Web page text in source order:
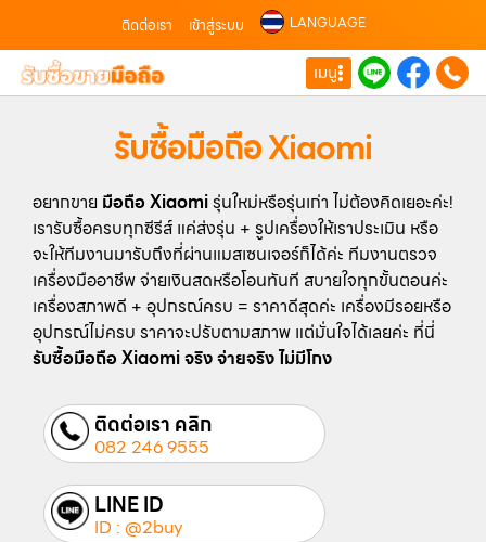
ติดต่อเรา เข้าสู่ระบบ LANGUAGE
เมนู
รับซื้อมือถือ Xiaomi
อยากขาย มือถือ Xiaomiรุ่นใหม่หรือรุ่นเก่า ไม่ต้องคิดเยอะค่ะ!
เรารับซื้อครบทุกซีรีส์ แค่ส่งรุ่น + รูปเครื่องให้เราประเมิน หรือ
จะให้ทีมงานมารับถึงที่ผ่านแมสเซนเจอร์ก็ได้ค่ะ ทีมงานตรวจ
เครื่องมืออาชีพ จ่ายเงินสดหรือโอนทันที สบายใจทุกขั้นตอนค่ะ
เครื่องสภาพดี + อุปกรณ์ครบ = ราคาดีสุดค่ะ เครื่องมีรอยหรือ
อุปกรณ์ไม่ครบ ราคาจะปรับตามสภาพ แต่มั่นใจได้เลยค่ะ ที่นี่
รับซื้อมือถือ Xiaomi จริง จ่ายจริง ไม่มีโกง
ติดต่อเรา คลิก
082 246 9555
LINE ID
ID : @2buy